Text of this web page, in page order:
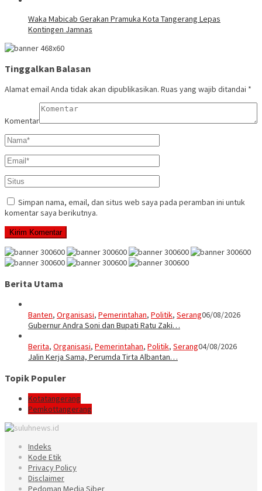
Waka Mabicab Gerakan Pramuka Kota Tangerang Lepas
Kontingen Jamnas
Tinggalkan Balasan
Alamat email Anda tidak akan dipublikasikan. Ruas yang wajib ditandai *
Komentar
Simpan nama, email, dan situs web saya pada peramban ini untuk
komentar saya berikutnya.
Berita Utama
Banten, Organisasi, Pemerintahan, Politik, Serang06/08/2026
Gubernur Andra Soni dan Bupati Ratu Zaki…
Berita, Organisasi, Pemerintahan, Politik, Serang04/08/2026
Jalin Kerja Sama, Perumda Tirta Albantan…
Topik Populer
Kotatangerang
Pemkottangerang
Indeks
Kode Etik
Privacy Policy
Disclaimer
Pedoman Media Siber